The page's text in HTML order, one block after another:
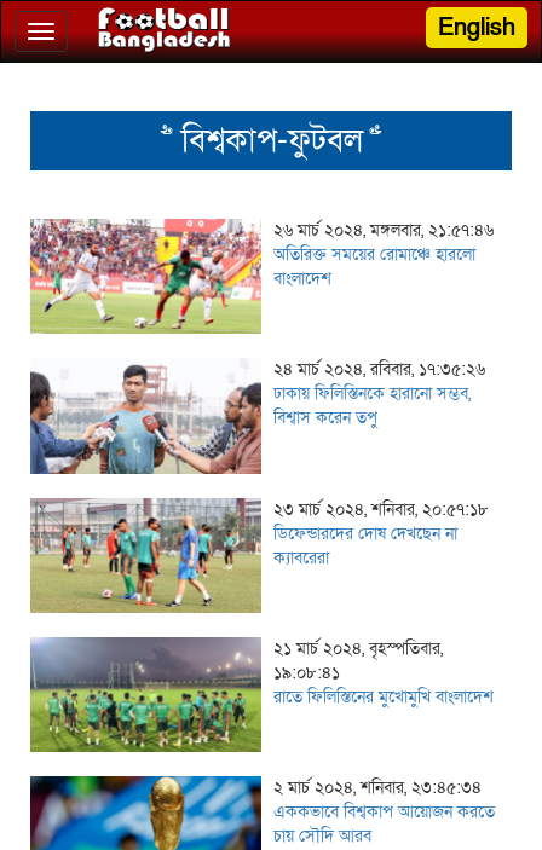
Toggle
navigation
English
>> বিশ্বকাপ-ফুটবল <<
২৬ মার্চ ২০২৪, মঙ্গলবার, ২১:৫৭:৪৬
অতিরিক্ত সময়ের রোমাঞ্চে হারলো
বাংলাদেশ
২৪ মার্চ ২০২৪, রবিবার, ১৭:৩৫:২৬
ঢাকায় ফিলিস্তিনকে হারানো সম্ভব,
বিশ্বাস করেন তপু
২৩ মার্চ ২০২৪, শনিবার, ২০:৫৭:১৮
ডিফেন্ডারদের দোষ দেখছেন না
ক্যাবরেরা
২১ মার্চ ২০২৪, বৃহস্পতিবার,
১৯:০৮:৪১
রাতে ফিলিস্তিনের মুখোমুখি বাংলাদেশ
২ মার্চ ২০২৪, শনিবার, ২৩:৪৫:৩৪
এককভাবে বিশ্বকাপ আয়োজন করতে
চায় সৌদি আরব